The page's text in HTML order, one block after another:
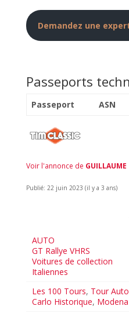
Demandez une
Passeports
Passeport ASN
Voir l'annonce de GUILLAUME
Publié: 22 juin 2023 (il y a 3 ans)
AUTO
GT Rallye VHRS
Voitures de collection
Italiennes
Les 100 Tours, Tour Auto
Carlo Historique,